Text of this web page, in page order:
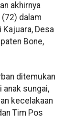
akhirnya
dalam
Kajuara, Desa
Bone,
ditemukan
anak sungai,
kecelakaan
Tim Pos